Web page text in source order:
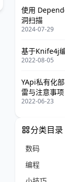
使用
洞扫描
2024-07-29
基于Knife4j
2022-08-05
YApi私有化
雷与注意事项
2022-06-23
分类目录
数码
编程